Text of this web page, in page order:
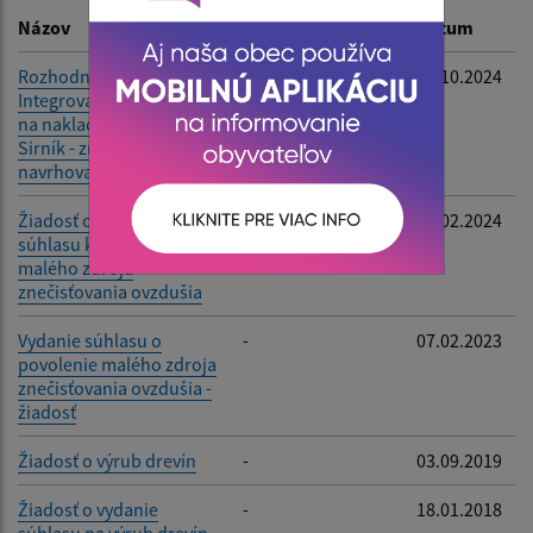
Filtrovať Reset
Názov Popis Dátum
Rozhodnutie -
Integrované zariadenie
na nakladenie s odpadmi
Sirník - zmena
navrhovanej činnosti
- 02.10.2024
Žiadosť o vydanie
súhlasu k užívaniu
malého zdroja
znečisťovania ovzdušia
- 20.02.2024
Vydanie súhlasu o
povolenie malého zdroja
znečisťovania ovzdušia -
žiadosť
- 07.02.2023
Žiadosť o výrub drevín - 03.09.2019
Žiadosť o vydanie
- 18.01.2018